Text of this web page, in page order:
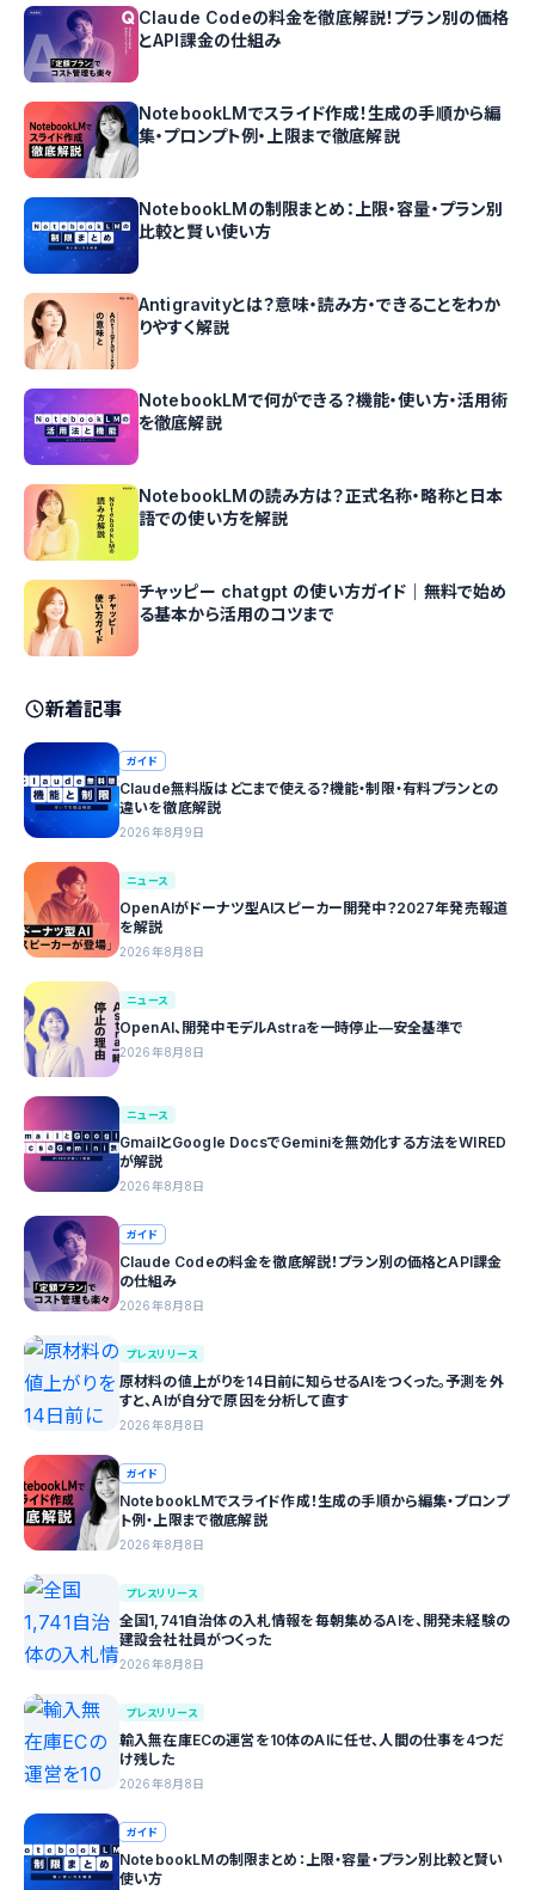
Claude Codeの料金を徹底解説！プラン別の価格
とAPI課金の仕組み
NotebookLMでスライド作成！生成の手順から編
集・プロンプト例・上限まで徹底解説
NotebookLMの制限まとめ：上限・容量・プラン別
比較と賢い使い方
Antigravityとは？意味・読み方・できることをわか
りやすく解説
NotebookLMで何ができる？機能・使い方・活用術
を徹底解説
NotebookLMの読み方は？正式名称・略称と日本
語での使い方を解説
チャッピー chatgpt の使い方ガイド｜無料で始め
る基本から活用のコツまで
新着記事
ガイド
Claude無料版はどこまで使える？機能・制限・有料プランとの
違いを徹底解説
2026年8月9日
ニュース
OpenAIがドーナツ型AIスピーカー開発中？2027年発売報道
を解説
2026年8月8日
ニュース
OpenAI、開発中モデルAstraを一時停止—安全基準で
2026年8月8日
ニュース
GmailとGoogle DocsでGeminiを無効化する方法をWIRED
が解説
2026年8月8日
ガイド
Claude Codeの料金を徹底解説！プラン別の価格とAPI課金
の仕組み
2026年8月8日
プレスリリース
原材料の値上がりを14日前に知らせるAIをつくった。予測を外
すと、AIが自分で原因を分析して直す
2026年8月8日
ガイド
NotebookLMでスライド作成！生成の手順から編集・プロンプ
ト例・上限まで徹底解説
2026年8月8日
プレスリリース
全国1,741自治体の入札情報を毎朝集めるAIを、開発未経験の
建設会社社員がつくった
2026年8月8日
プレスリリース
輸入無在庫ECの運営を10体のAIに任せ、人間の仕事を4つだ
け残した
2026年8月8日
ガイド
NotebookLMの制限まとめ：上限・容量・プラン別比較と賢い
使い方